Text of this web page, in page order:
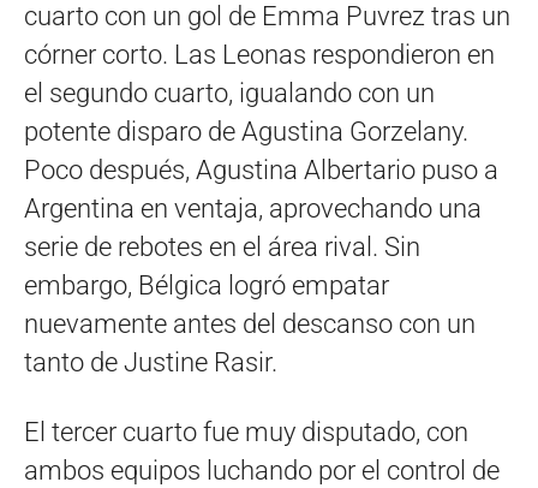
cuarto con un gol de Emma Puvrez tras un
córner corto. Las Leonas respondieron en
el segundo cuarto, igualando con un
potente disparo de Agustina Gorzelany.
Poco después, Agustina Albertario puso a
Argentina en ventaja, aprovechando una
serie de rebotes en el área rival. Sin
embargo, Bélgica logró empatar
nuevamente antes del descanso con un
tanto de Justine Rasir.
El tercer cuarto fue muy disputado, con
ambos equipos luchando por el control de